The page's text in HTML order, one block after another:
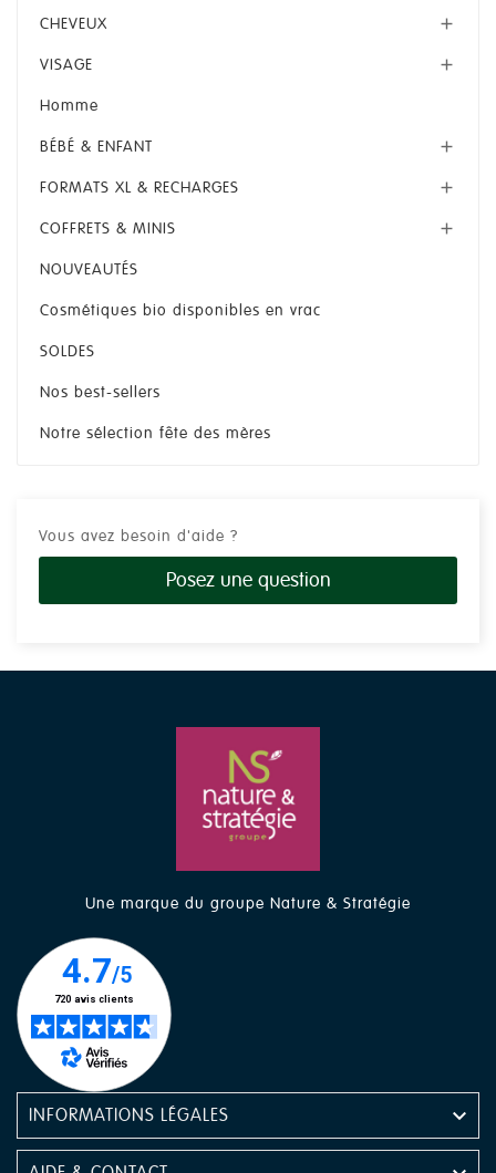
CHEVEUX 
VISAGE 
Homme
BÉBÉ & ENFANT 
FORMATS XL & RECHARGES 
COFFRETS & MINIS 
NOUVEAUTÉS
Cosmétiques bio disponibles en vrac
SOLDES
Nos best-sellers
Notre sélection fête des mères
Vous avez besoin d'aide ?
Posez une question
Une marque du groupe Nature & Stratégie
INFORMATIONS LÉGALES 